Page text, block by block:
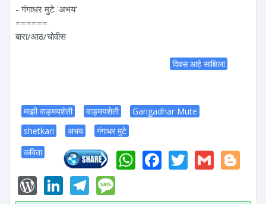
- गंगाधर मुटे 'अभय'
======
बारा/आठ/चोवीस
दिवस आहे साक्षिला
माझी वाङ्मयशेती वाङ्मयशेती
Gangadhar Mute
shetkari
अभय
गंगाधर मुटे
कविता
WhatsApp
Facebook
Twitter
Gmail
WordPress
LinkedIn
Telegram